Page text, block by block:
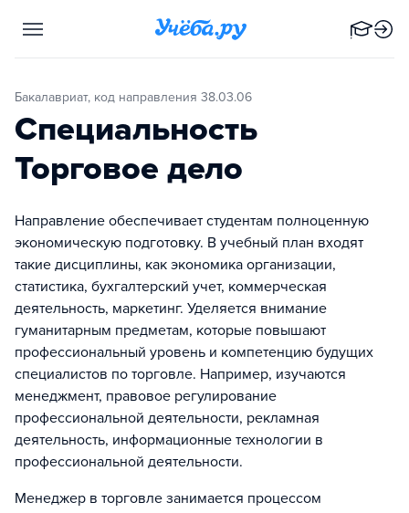
Бакалавриат, код направления 38.03.06
Специальность
Торговое дело
Направление обеспечивает студентам полноценную
экономическую подготовку. В учебный план входят
такие дисциплины, как экономика организации,
статистика, бухгалтерский учет, коммерческая
деятельность, маркетинг. Уделяется внимание
гуманитарным предметам, которые повышают
профессиональный уровень и компетенцию будущих
специалистов по торговле. Например, изучаются
менеджмент, правовое регулирование
профессиональной деятельности, рекламная
деятельность, информационные технологии в
профессиональной деятельности.
Менеджер в торговле занимается процессом